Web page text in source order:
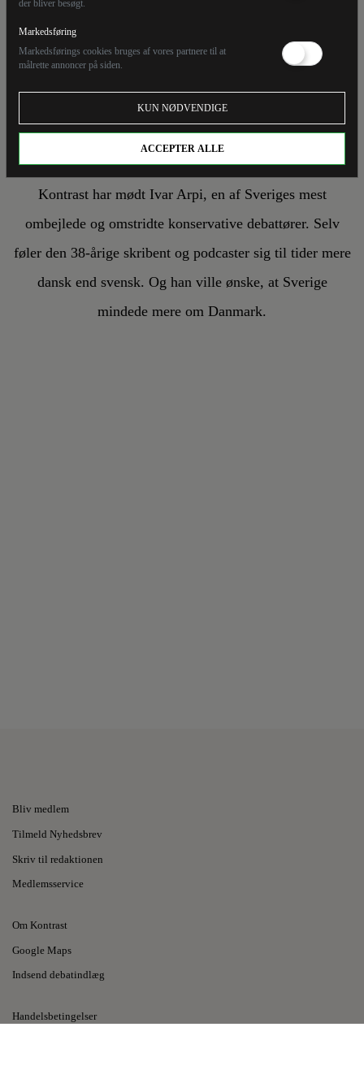
der bliver besøgt.
Markedsføring
Markedsførings cookies bruges af vores partnere til at
målrette annoncer på siden.
KUN NØDVENDIGE
ACCEPTER ALLE
Apokalypsens svenske
rytter
Kontrast har mødt Ivar Arpi, en af Sveriges mest
ombejlede og omstridte konservative debattører. Selv
føler den 38-årige skribent og podcaster sig til tider mere
dansk end svensk. Og han ville ønske, at Sverige
mindede mere om Danmark.
Bliv medlem
Tilmeld Nyhedsbrev
Skriv til redaktionen
Medlemsservice
Om Kontrast
Google Maps
Indsend debatindlæg
Handelsbetingelser